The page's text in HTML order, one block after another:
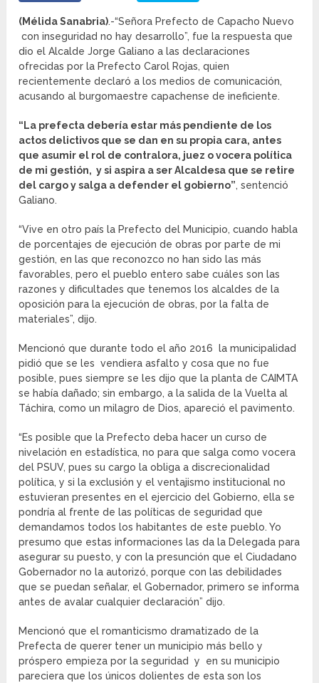
(Mélida Sanabria).-“Señora Prefecto de Capacho Nuevo
con inseguridad no hay desarrollo”, fue la respuesta que
dio el Alcalde Jorge Galiano a las declaraciones
ofrecidas por la Prefecto Carol Rojas, quien
recientemente declaró a los medios de comunicación,
acusando al burgomaestre capachense de ineficiente.
“La prefecta debería estar más pendiente de los
actos delictivos que se dan en su propia cara, antes
que asumir el rol de contralora, juez o vocera política
de mi gestión, y si aspira a ser Alcaldesa que se retire
del cargo y salga a defender el gobierno”, sentenció
Galiano.
“Vive en otro país la Prefecto del Municipio, cuando habla
de porcentajes de ejecución de obras por parte de mi
gestión, en las que reconozco no han sido las más
favorables, pero el pueblo entero sabe cuáles son las
razones y dificultades que tenemos los alcaldes de la
oposición para la ejecución de obras, por la falta de
materiales”, dijo.
Mencionó que durante todo el año 2016 la municipalidad
pidió que se les vendiera asfalto y cosa que no fue
posible, pues siempre se les dijo que la planta de CAIMTA
se había dañado; sin embargo, a la salida de la Vuelta al
Táchira, como un milagro de Dios, apareció el pavimento.
“Es posible que la Prefecto deba hacer un curso de
nivelación en estadística, no para que salga como vocera
del PSUV, pues su cargo la obliga a discrecionalidad
política, y si la exclusión y el ventajismo institucional no
estuvieran presentes en el ejercicio del Gobierno, ella se
pondría al frente de las políticas de seguridad que
demandamos todos los habitantes de este pueblo. Yo
presumo que estas informaciones las da la Delegada para
asegurar su puesto, y con la presunción que el Ciudadano
Gobernador no la autorizó, porque con las debilidades
que se puedan señalar, el Gobernador, primero se informa
antes de avalar cualquier declaración” dijo.
Mencionó que el romanticismo dramatizado de la
Prefecta de querer tener un municipio más bello y
próspero empieza por la seguridad y en su municipio
pareciera que los únicos dolientes de esta son los